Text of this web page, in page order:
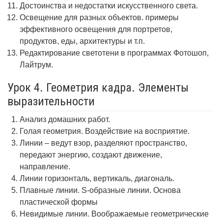
Достоинства и недостатки искусственного света.
Освещение для разных объектов. примеры
эффективного освещения для портретов,
продуктов, еды, архитектуры и т.п.
Редактирование светотени в программах Фотошоп,
Лайтрум.
Урок 4. Геометрия кадра. Элементы
выразительности
Анализ домашних работ.
Голая геометрия. Воздействие на восприятие.
Линии – ведут взор, разделяют пространство,
передают энергию, создают движение,
направление.
Линии горизонталь, вертикаль, диагональ.
Плавные линии. S-образные линии. Основа
пластической формы
Невидимые линии. Воображаемые геометрические